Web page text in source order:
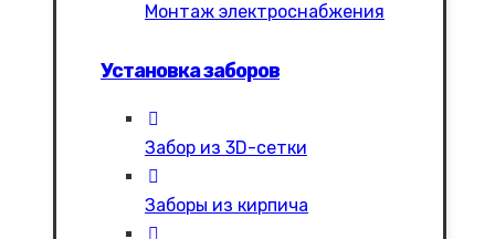
Монтаж электроснабжения
Установка заборов
Забор из 3D-сетки
Заборы из кирпича